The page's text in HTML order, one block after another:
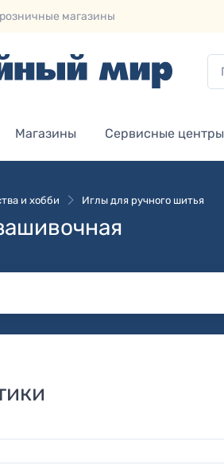
магазины
Магазины Сервисные центры
и хобби Иглы для ручного шитья